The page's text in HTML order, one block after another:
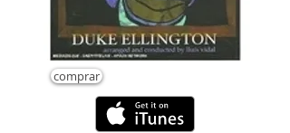
comprar